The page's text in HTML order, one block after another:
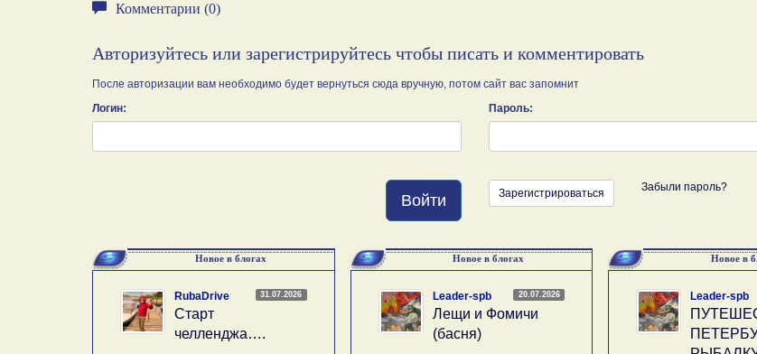
Комментарии (0)
Авторизуйтесь или зарегистрируйтесь чтобы писать и комментировать
После авторизации вам необходимо будет вернуться сюда вручную, потом сайт вас запомнит
Логин:
Пароль:
Войти Зарегистрироваться Забыли пароль?
Новое в блогах
31.07.2026
RubaDrive
Старт
челленджа….
Новое в блогах
20.07.2026
Leader-spb
Лещи и Фомичи
(басня)
Новое в
Leader-spb